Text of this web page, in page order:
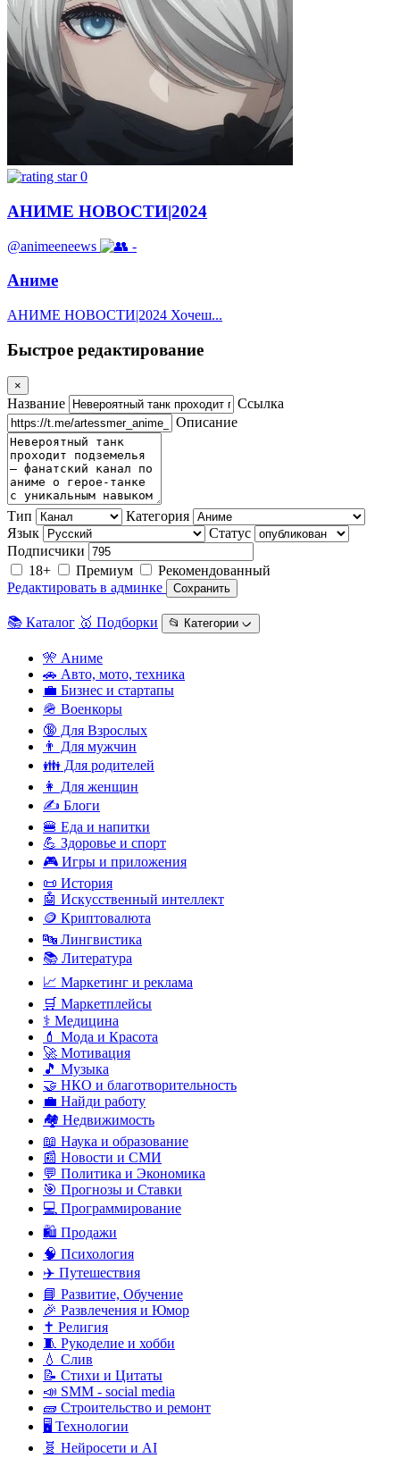
0
АНИМЕ НОВОСТИ|2024
@animeeneews -
Аниме
АНИМЕ НОВОСТИ|2024 Хочеш...
Быстрое редактирование
×
Название
Ссылка
Описание
Тип
Категория
Язык
Статус
Подписчики
18+
Премиум
Рекомендованный
Редактировать в админке
Сохранить
📚 Каталог 🥇 Подборки 📂 Категории ᨆ
🎌 Аниме
🚗 Авто, мото, техника
💼 Бизнес и стартапы
🪖 Военкоры
🔞 Для Взрослых
👨 Для мужчин
👪 Для родителей
👩 Для женщин
✍️ Блоги
🍔 Еда и напитки
💪 Здоровье и спорт
🎮 Игры и приложения
📜 История
🤖 Искусственный интеллект
🪙 Криптовалюта
🔤 Лингвистика
📚 Литература
📈 Маркетинг и реклама
🛒 Маркетплейсы
⚕️ Медицина
💄 Мода и Красота
🚀 Мотивация
🎵 Музыка
🤝 НКО и благотворительность
💼 Найди работу
🏘️ Недвижимость
📖 Наука и образование
📰 Новости и СМИ
💬 Политика и Экономика
🎯 Прогнозы и Ставки
💻 Программирование
🛍️ Продажи
🧠 Психология
✈️ Путешествия
📘 Развитие, Обучение
🎉 Развлечения и Юмор
✝️ Религия
🧵 Рукоделие и хобби
💧 Слив
📝 Стихи и Цитаты
📣 SMM - social media
🧱 Строительство и ремонт
🖥️ Технологии
🧬 Нейросети и AI